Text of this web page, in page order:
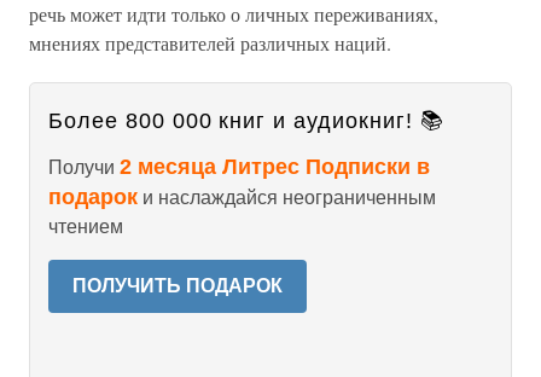
речь может идти только о личных переживаниях,
мнениях представителей различных наций.
Более 800 000 книг и аудиокниг! 📚
Получи 2 месяца Литрес Подписки в
подарок и наслаждайся неограниченным
чтением
ПОЛУЧИТЬ ПОДАРОК